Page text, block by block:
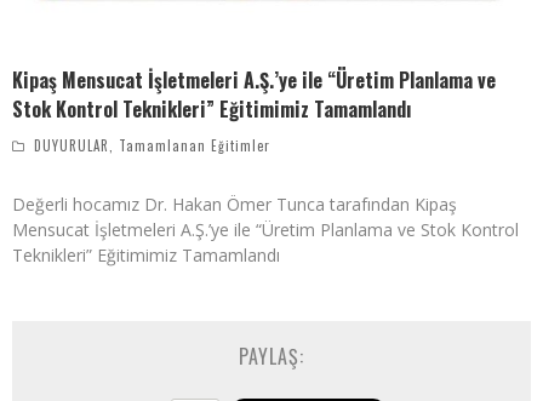
Kipaş Mensucat İşletmeleri A.Ş.’ye ile “Üretim Planlama ve
Stok Kontrol Teknikleri” Eğitimimiz Tamamlandı
DUYURULAR Tamamlanan Eğitimler
Değerli hocamız Dr. Hakan Ömer Tunca tarafından Kipaş
Mensucat İşletmeleri A.Ş.’ye ile “Üretim Planlama ve Stok Kontrol
Teknikleri” Eğitimimiz Tamamlandı
PAYLAŞ: